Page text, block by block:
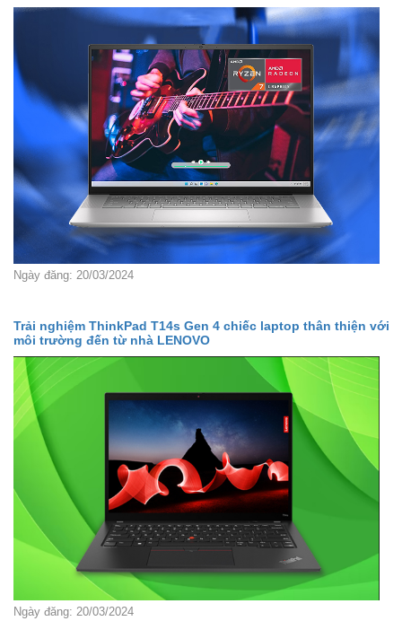
Ngày đăng: 20/03/2024
Trải nghiệm ThinkPad T14s Gen 4 chiếc laptop thân thiện với
môi trường đến từ nhà LENOVO
Ngày đăng: 20/03/2024